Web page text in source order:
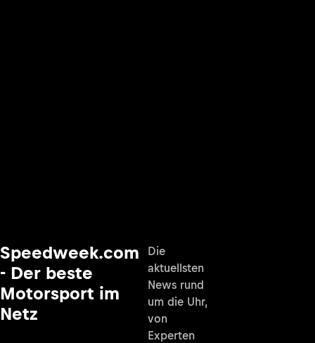
Speedweek.com
- Der beste
Motorsport im
Netz
Die
aktuellsten
News rund
um die Uhr,
von
Experten